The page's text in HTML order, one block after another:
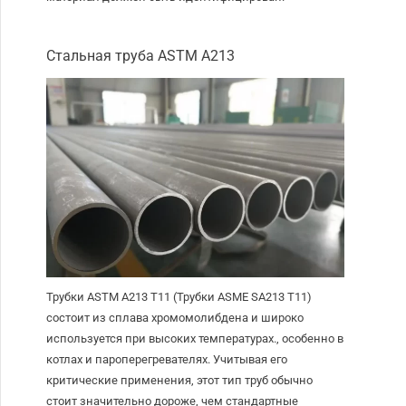
Стальная труба ASTM A213
Трубки ASTM A213 T11 (Трубки ASME SA213 T11)
состоит из сплава хромомолибдена и широко
используется при высоких температурах., особенно в
котлах и пароперегревателях. Учитывая его
критические применения, этот тип труб обычно
стоит значительно дороже, чем стандартные